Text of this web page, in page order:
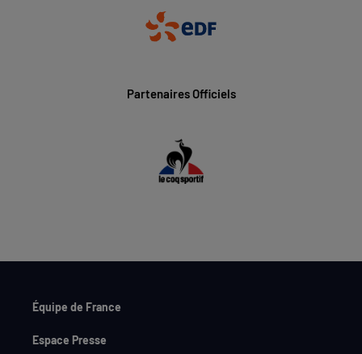
Partenaires Officiels
Équipe de France
Espace Presse